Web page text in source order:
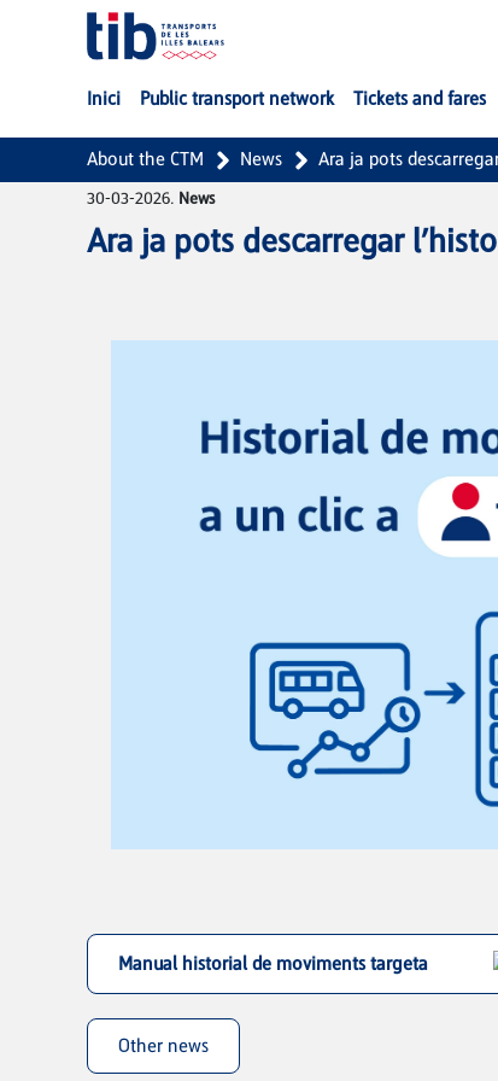
Skip to Main Content
Inici Public transport network Tickets and fares
About the CTM News Ara ja pots
30-03-2026. News
Ara ja pots descarregar
Manual historial de moviments targeta
Other news